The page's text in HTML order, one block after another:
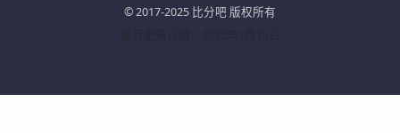
© 2017-2025 比分吧 版权所有